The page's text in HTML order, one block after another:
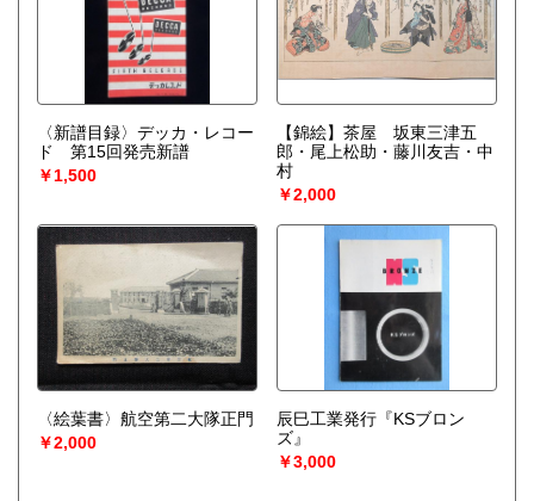
〈新譜目録〉デッカ・レコー
ド 第15回発売新譜
￥1,500
【錦絵】茶屋 坂東三津五
郎・尾上松助・藤川友吉・中
村
￥2,000
〈絵葉書〉航空第二大隊正門
￥2,000
辰巳工業発行『KSブロン
ズ』
￥3,000